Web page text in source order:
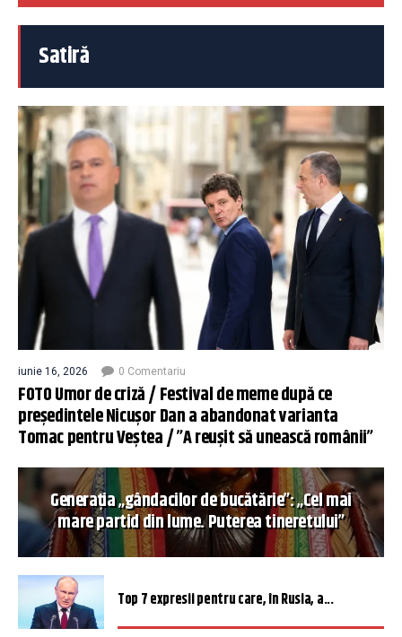
Satiră
iunie 16, 2026 0 Comentariu
FOTO Umor de criză / Festival de meme după ce
președintele Nicușor Dan a abandonat varianta
Tomac pentru Veștea / ”A reușit să unească românii”
Generația „gândacilor de bucătărie”: „Cel mai
mare partid din lume. Puterea tineretului”
Top 7 expresii pentru care, în Rusia, a...